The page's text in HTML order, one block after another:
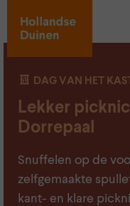
DAG VAN HET
Lekker
Dorrepaal
Snuffelen op de
zelfgemaakte
kant- en klare